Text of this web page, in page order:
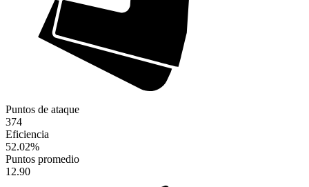
Puntos de ataque
374
Eficiencia
52.02%
Puntos promedio
12.90